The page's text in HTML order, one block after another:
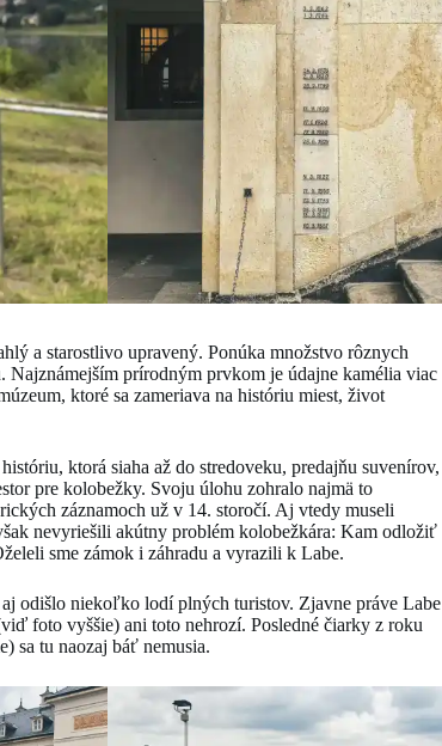
a starostlivo upravený. Ponúka množstvo rôznych
Najznámejším prírodným prvkom je údajne kamélia viac
ktoré sa zameriava na históriu miest, život
ktorá siaha až do stredoveku, predajňu suvenírov,
pre kolobežky. Svoju úlohu zohralo najmä to
záznamoch už v 14. storočí. Aj vtedy museli
nevyriešili akútny problém kolobežkára: Kam odložiť
sme zámok i záhradu a vyrazili k Labe.
odišlo niekoľko lodí plných turistov. Zjavne práve Labe
foto vyššie) ani toto nehrozí. Posledné čiarky z roku
sa tu naozaj báť nemusia.